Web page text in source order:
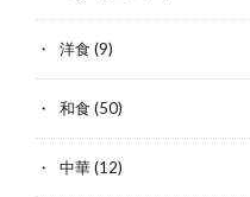
洋食 (9)
和食 (50)
中華(12)